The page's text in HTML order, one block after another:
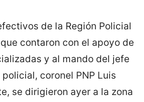
de la Región Policial
contaron con el apoyo de
y al mando del jefe
coronel PNP Luis
se dirigieron ayer a la zona